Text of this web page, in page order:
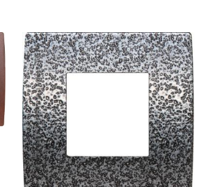
Декоративні рамки TEM